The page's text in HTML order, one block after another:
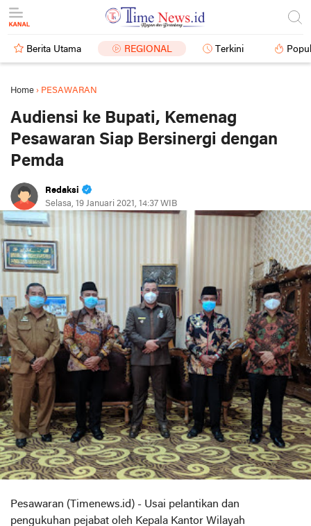
Berita Utama REGIONAL Terkini
Home › PESAWARAN
Audiensi ke Bupati, Kemenag
Pesawaran Siap Bersinergi dengan
Pemda
Redaksi
Selasa, 19 Januari 2021, 14:37 WIB
Pesawaran (Timenews.id) - Usai pelantikan dan
pengukuhan pejabat oleh Kepala Kantor Wilayah